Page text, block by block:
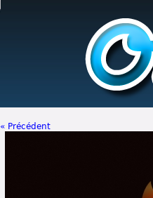
« Précédent